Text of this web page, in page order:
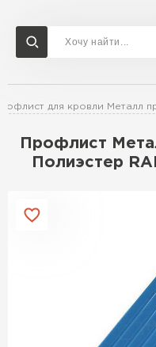
для кровли Металл
Профлист
Полиэстер
Доставка и оплата
Перейти в каталог